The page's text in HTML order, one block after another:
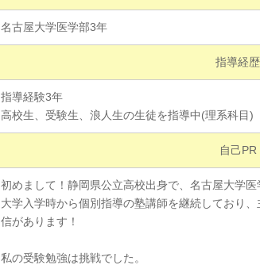
名古屋大学医学部3年
指導経歴
指導経験3年
高校生、受験生、浪人生の生徒を指導中(理系科目)
自己PR
初めまして！静岡県公立高校出身で、名古屋大学
大学入学時から個別指導の塾講師を継続しており
信があります！
私の受験勉強は挑戦でした。